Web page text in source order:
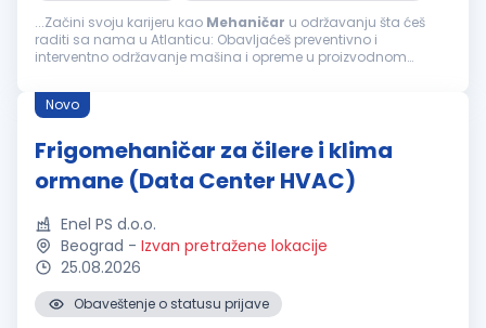
...Začini svoju karijeru kao Mehaničar u održavanju šta ćeš
raditi sa nama u Atlanticu: Obavljaćeš preventivno i
interventno održavanje mašina i opreme u proizvodnom
remontima, montaži...
Novo
Frigomehaničar za čilere i klima
ormane (Data Center HVAC)
Enel PS d.o.o.
Beograd - Izvan pretražene lokacije
25.08.2026
Obaveštenje o statusu prijave